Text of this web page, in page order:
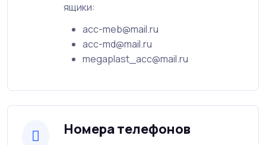
ящики:
acc-meb@mail.ru
acc-md@mail.ru
megaplast_acc@mail.ru
Номера телефонов